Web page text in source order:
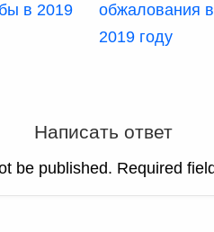
в 2019
обжалования в
2019 году
Написать ответ
be published. Required